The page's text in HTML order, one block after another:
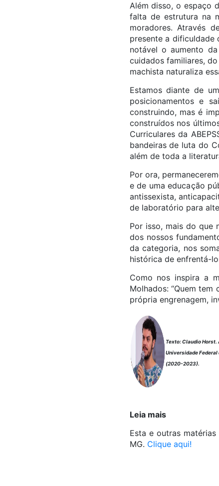
Além disso, o espaço
falta de estrutura na
moradores. Através
presente a dificuldade
notável o aumento
cuidados familiares,
machista naturaliza
Estamos diante de
posicionamentos e
construindo, mas é
construídos nos
Curriculares da
bandeiras de luta do
além de toda a
Por ora,
e de uma educação
antissexista,
de laboratório para
Por isso, mais do que
dos nossos
da categoria, nos
histórica de enfrentá-
Como nos inspira a
Molhados: “Quem
própria engrenagem,
Texto: Claudio
Universidade Federal
(2020-2023).
Leia mais
Esta e outras
MG. Clique aqui!